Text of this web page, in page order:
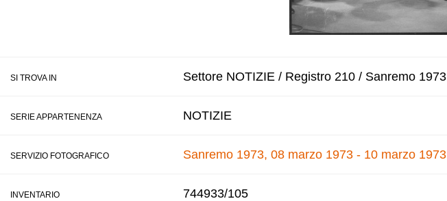
SI TROVA IN Settore NOTIZIE / Registro 210 / Sanremo 1973
SERIE APPARTENENZA NOTIZIE
SERVIZIO FOTOGRAFICO Sanremo 1973, 08 marzo 1973 - 10 marzo 1973
INVENTARIO 744933/105